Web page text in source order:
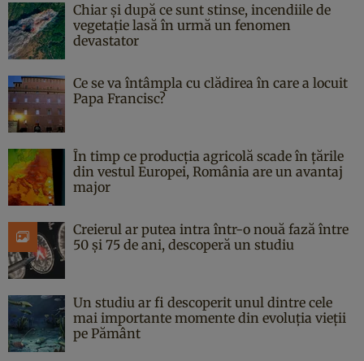
Chiar și după ce sunt stinse, incendiile de
vegetație lasă în urmă un fenomen
devastator
Ce se va întâmpla cu clădirea în care a locuit
Papa Francisc?
În timp ce producția agricolă scade în țările
din vestul Europei, România are un avantaj
major
Creierul ar putea intra într-o nouă fază între
50 și 75 de ani, descoperă un studiu
Un studiu ar fi descoperit unul dintre cele
mai importante momente din evoluția vieții
pe Pământ